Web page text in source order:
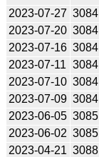
2023-07-27 3084
2023-07-20 3084
2023-07-16 3084
2023-07-11 3084
2023-07-10 3084
2023-07-09 3084
2023-06-05 3085
2023-06-02 3085
2023-04-21 3088